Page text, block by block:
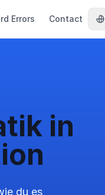
Errors Contact
in
du es